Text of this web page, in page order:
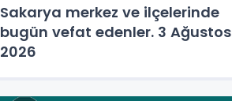
Sakarya merkez ve ilçelerinde
bugün vefat edenler. 3 Ağustos
2026